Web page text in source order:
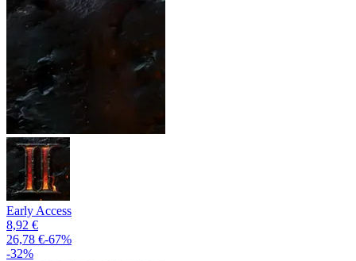
Early Access
8,92 €
26,78 €-67%
-32%